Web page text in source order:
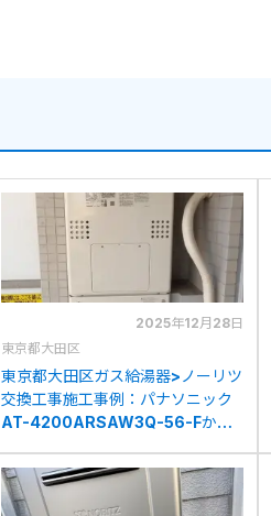
2025年12月28日
東京都大田区
東京都大田区ガス給湯器>ノーリツ
交換工事施工事例：パナソニック
AT-4200ARSAW3Q-56-Fから
の交換